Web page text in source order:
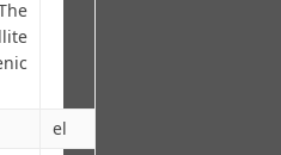
el